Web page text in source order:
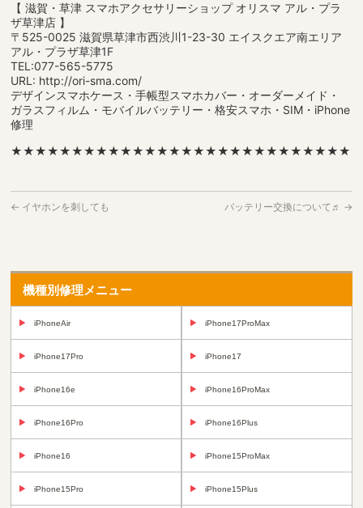
【 滋賀・草津 スマホアクセサリーショップ オリスマ アル・プラ
ザ草津店 】
〒525-0025 滋賀県草津市西渋川1-23-30 エイスクエア南エリア
アル・プラザ草津1F
TEL:077-565-5775
URL: http://ori-sma.com/
デザインスマホケース・手帳型スマホカバー・オーダーメイド・
ガラスフィルム・モバイルバッテリー・格安スマホ・SIM・iPhone
修理
← イヤホンを刺しても バッテリー交換について♬ →
機種別修理メニュー
iPhoneAir iPhone17ProMax
iPhone17Pro iPhone17
iPhone16e iPhone16ProMax
iPhone16Pro iPhone16Plus
iPhone16 iPhone15ProMax
iPhone15Pro iPhone15Plus